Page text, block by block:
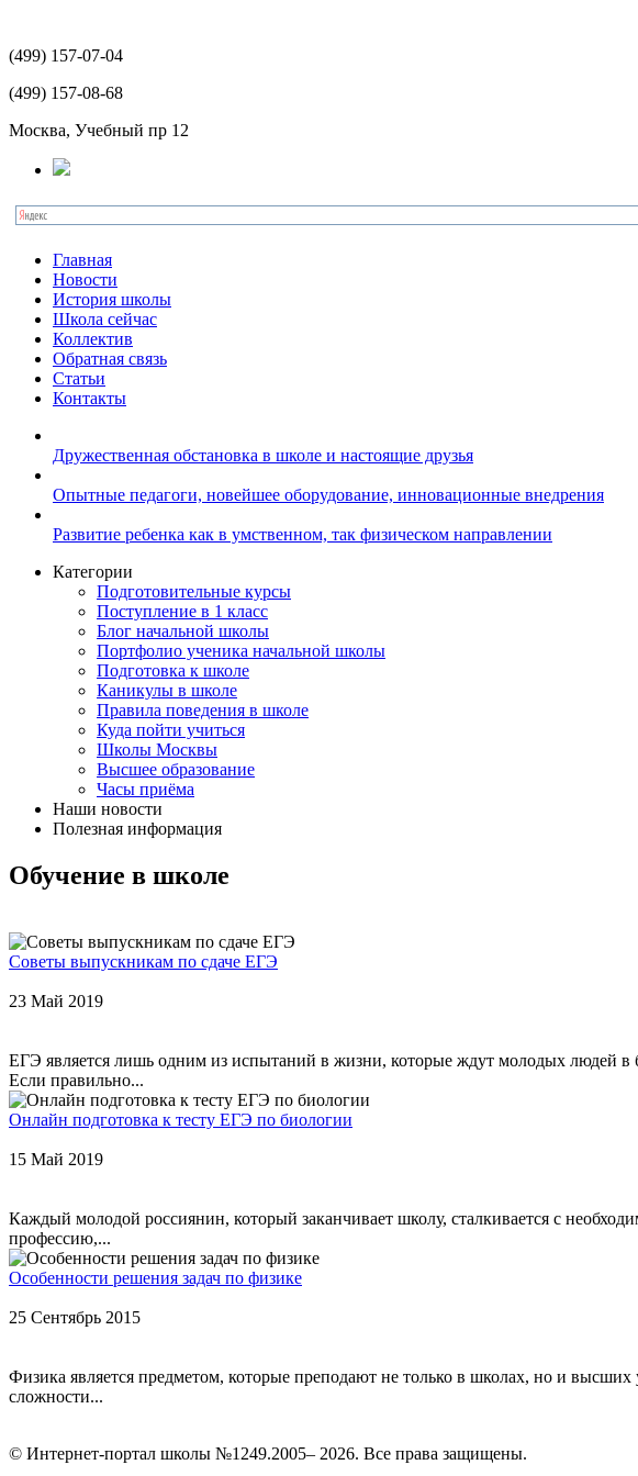
(499) 157-07-04
(499) 157-08-68
Москва, Учебный пр 12
Главная
Новости
История школы
Школа сейчас
Коллектив
Обратная связь
Статьи
Контакты
Дружественная обстановка в школе и настоящие друзья
Опытные педагоги, новейшее оборудование, инновационные внедрения
Развитие ребенка как в умственном, так физическом направлении
Категории
Подготовительные курсы
Поступление в 1 класс
Блог начальной школы
Портфолио ученика начальной школы
Подготовка к школе
Каникулы в школе
Правила поведения в школе
Куда пойти учиться
Школы Москвы
Высшее образование
Часы приёма
Наши новости
Полезная информация
Обучение в школе
Советы выпускникам по сдаче ЕГЭ
23 Май 2019
ЕГЭ является лишь одним из испытаний в жизни, которые ждут молодых людей
Если правильно...
Онлайн подготовка к тесту ЕГЭ по биологии
15 Май 2019
Каждый молодой россиянин, который заканчивает школу, сталкивается с
профессию,...
Особенности решения задач по физике
25 Сентябрь 2015
Физика является предметом, которые преподают не только в школах, но и
сложности...
© Интернет-портал школы №1249.2005– 2026. Все права защищены.